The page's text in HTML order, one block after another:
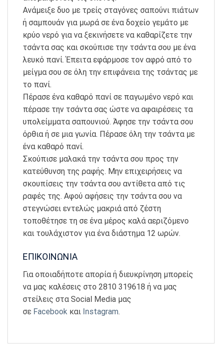
Ανάμειξε δυο με τρείς σταγόνες σαπούνι πιάτων
ή σαμπουάν για μωρά σε ένα δοχείο γεμάτο με
κρύο νερό για να ξεκινήσετε να καθαρίζετε την
τσάντα σας και σκούπισε την τσάντα σου με ένα
λευκό πανί. Έπειτα εφάρμοσε τον αφρό από το
μείγμα σου σε όλη την επιφάνεια της τσάντας με
το πανί.
Πέρασε ένα καθαρό πανί σε παγωμένο νερό και
πέρασε την τσάντα σας ώστε να αφαιρέσεις τα
υπολείμματα σαπουνιού. Άφησε την τσάντα σου
όρθια ή σε μια γωνία. Πέρασε όλη την τσάντα με
ένα καθαρό πανί.
Σκούπισε μαλακά την τσάντα σου προς την
κατεύθυνση της ραφής. Μην επιχειρήσεις να
σκουπίσεις την τσάντα σου αντίθετα από τις
ραφές της. Αφού αφήσεις την τσάντα σου να
στεγνώσει εντελώς μακριά από ζέστη
τοποθέτησε τη σε ένα μέρος καλά αεριζόμενο
και τουλάχιστον για ένα διάστημα 12 ωρών.
ΕΠΙΚΟΙΝΩΝΙΑ
Για οποιαδήποτε απορία ή διευκρίνηση μπορείς
να μας καλέσεις στο 2810 319618 ή να μας
στείλεις στα Social Media μας
σε Facebook και Instagram.